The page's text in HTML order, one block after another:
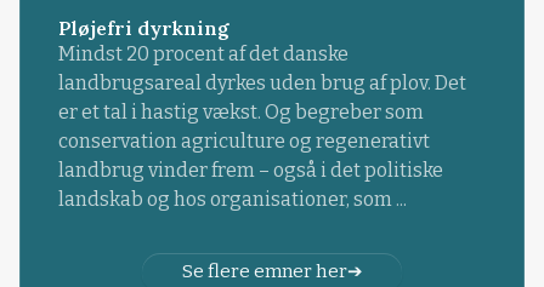
Pløjefri dyrkning
Mindst 20 procent af det danske
landbrugsareal dyrkes uden brug af plov. Det
er et tal i hastig vækst. Og begreber som
conservation agriculture og regenerativt
landbrug vinder frem – også i det politiske
landskab og hos organisationer, som ...
Se flere emner her